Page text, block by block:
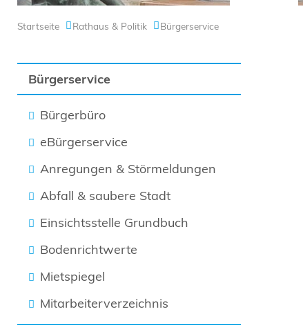
Startseite Rathaus & Politik Bürgerservice
Bürgerservice
Bürgerbüro
eBürgerservice
Anregungen & Störmeldungen
Abfall & saubere Stadt
Einsichtsstelle Grundbuch
Bodenrichtwerte
Mietspiegel
Mitarbeiterverzeichnis